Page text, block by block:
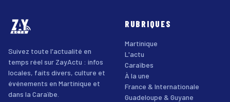
Suivez toute l'actualité en
temps réel sur ZayActu : infos
locales, faits divers, culture et
événements en Martinique et
dans la Caraïbe.
RUBRIQUES
Martinique
L'actu
Caraïbes
À la une
France & Internationale
Guadeloupe & Guyane